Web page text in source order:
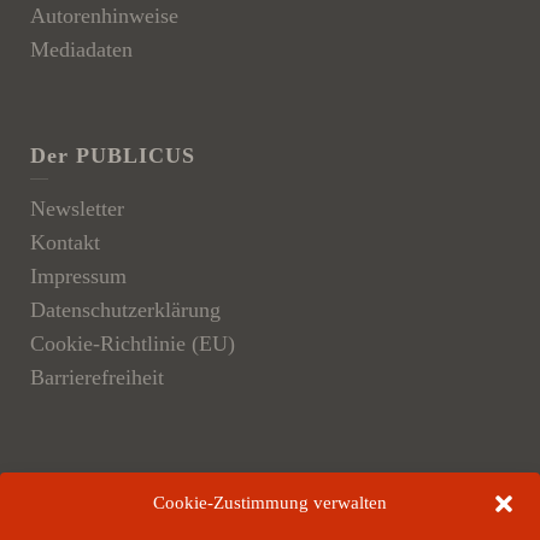
Cookie-Zustimmung verwalten
Autorenhinweise
Mediadaten
Der PUBLICUS
Newsletter
Kontakt
Impressum
Datenschutzerklärung
Cookie-Richtlinie (EU)
Barrierefreiheit